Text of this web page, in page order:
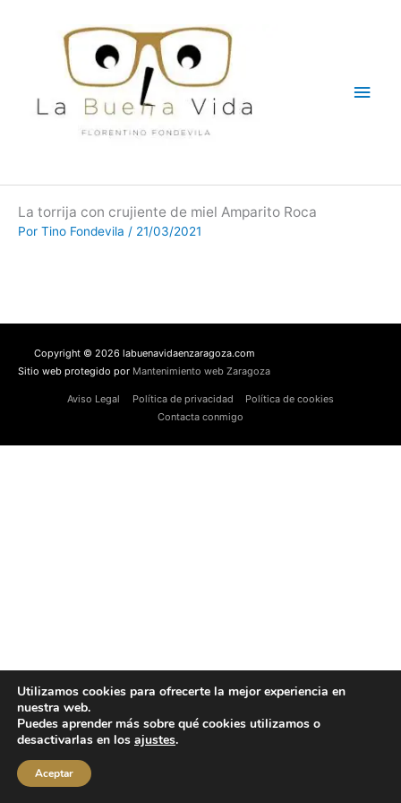
La torrija con crujiente de miel Amparito Roca
Por Tino Fondevila / 21/03/2021
Copyright © 2026 labuenavidaenzaragoza.com
Sitio web protegido por Mantenimiento web Zaragoza
Aviso Legal Política de privacidad
Política de cookies
Contacta conmigo
Utilizamos cookies para ofrecerte la mejor experiencia en
nuestra web.
Puedes aprender más sobre qué cookies utilizamos o
desactivarlas en los ajustes.
Aceptar